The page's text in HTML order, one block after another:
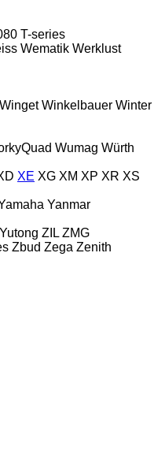
T-series
Wematik Werklust
Winget Winkelbauer Winter
Wumag Würth
XE XG XM XP XR XS
Yanmar
Yutong ZIL ZMG
Zbud Zega Zenith